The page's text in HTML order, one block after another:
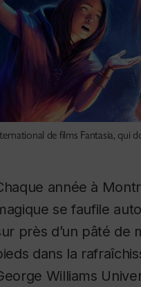
de films Fantasia, qui
année à
se faufile
près d’un pâté de
dans la
Williams